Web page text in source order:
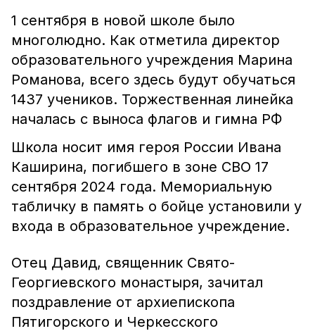
1 сентября в новой школе было
многолюдно. Как отметила директор
образовательного учреждения Марина
Романова, всего здесь будут обучаться
1437 учеников. Торжественная линейка
началась с выноса флагов и гимна РФ
Школа носит имя героя России Ивана
Каширина, погибшего в зоне СВО 17
сентября 2024 года. Мемориальную
табличку в память о бойце установили у
входа в образовательное учреждение.
Отец Давид, священник Свято-
Георгиевского монастыря, зачитал
поздравление от архиепископа
Пятигорского и Черкесского